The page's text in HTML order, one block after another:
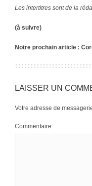
Les intertitres sont de la
(à suivre)
Notre prochain article :
LAISSER UN
Votre adresse de
Commentaire